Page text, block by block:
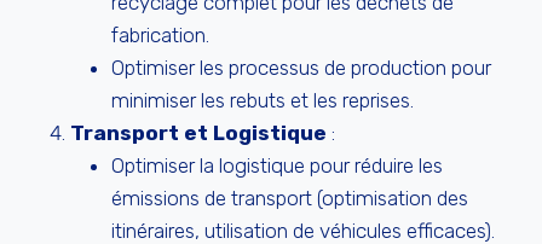
fabrication.
Optimiser les processus de production pour
minimiser les rebuts et les reprises.
Transport et Logistique :
Optimiser la logistique pour réduire les
émissions de transport (optimisation des
itinéraires, utilisation de véhicules efficaces).